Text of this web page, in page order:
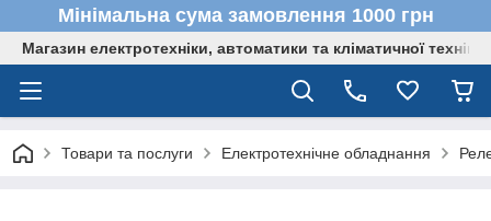
Мінімальна сума замовлення 1000 грн
Магазин електротехніки, автоматики та кліматичної техніки
Товари та послуги Електротехнічне обладнання